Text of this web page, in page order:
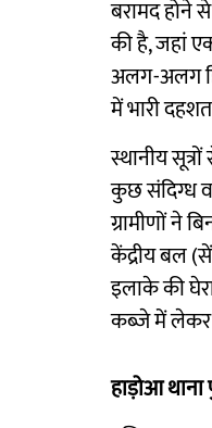
बरामद होने
की है, जहां
अलग-अलग
में भारी
स्थानीय
कुछ संदिग्ध
ग्रामीणों ने
केंद्रीय बल
इलाके की
कब्जे में लेकर
हाड़ोआ